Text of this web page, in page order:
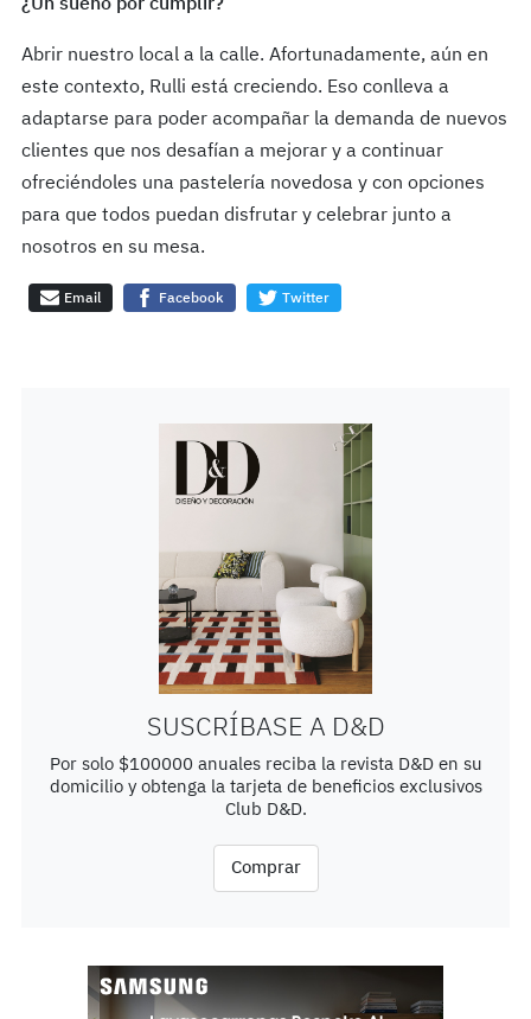
¿Un sueño por cumplir?
Abrir nuestro local a la calle. Afortunadamente, aún en
este contexto, Rulli está creciendo. Eso conlleva a
adaptarse para poder acompañar la demanda de nuevos
clientes que nos desafían a mejorar y a continuar
ofreciéndoles una pastelería novedosa y con opciones
para que todos puedan disfrutar y celebrar junto a
nosotros en su mesa.
Email Facebook Twitter
SUSCRÍBASE A D&D
Por solo $100000 anuales reciba la revista D&D en su
domicilio y obtenga la tarjeta de beneficios exclusivos
Club D&D.
Comprar